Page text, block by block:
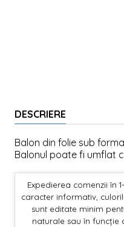
DESCRIERE
Balon din folie sub
Balonul poate fi umflat
Expedierea comenzii în
caracter informativ,
sunt editate minim
naturale sau în funcție